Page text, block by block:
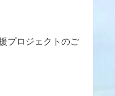
プロジェクトのご